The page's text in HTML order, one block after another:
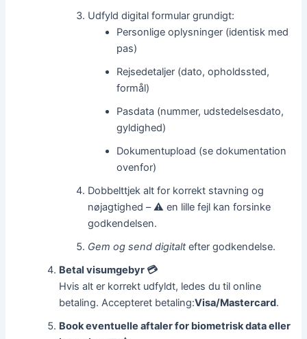
Udfyld digital formular grundigt:
Personlige oplysninger (identisk med
pas)
Rejsedetaljer (dato, opholdssted,
formål)
Pasdata (nummer, udstedelsesdato,
gyldighed)
Dokumentupload (se dokumentation
ovenfor)
Dobbelttjek alt for korrekt stavning og
nøjagtighed – ⚠️ en lille fejl kan forsinke
godkendelsen.
Gem og send digitaltefter godkendelse.
Betal visumgebyr 💳
Hvis alt er korrekt udfyldt, ledes du til online
betaling. Accepteret betaling:Visa/Mastercard.
Book eventuelle aftaler for biometrisk data eller